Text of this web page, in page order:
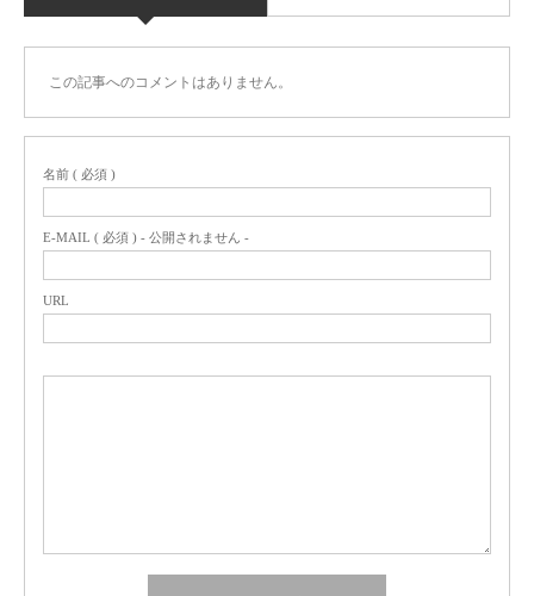
この記事へのコメントはありません。
名前 ( 必須 )
E-MAIL ( 必須 ) - 公開されません -
URL